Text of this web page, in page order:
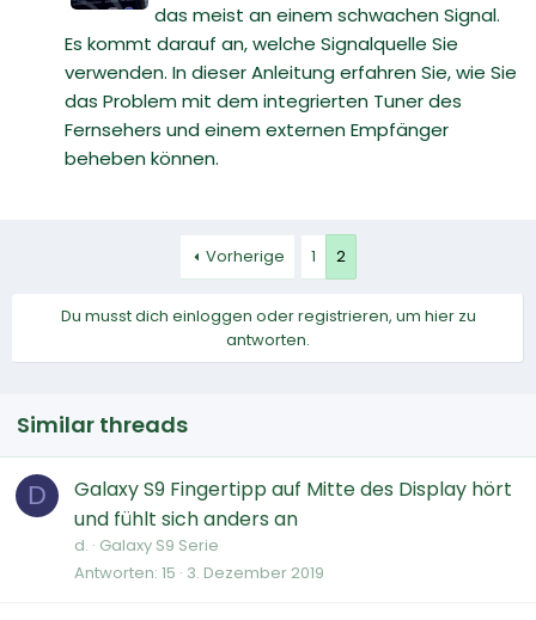
das meist an einem schwachen Signal.
Es kommt darauf an, welche Signalquelle Sie
verwenden. In dieser Anleitung erfahren Sie, wie Sie
das Problem mit dem integrierten Tuner des
Fernsehers und einem externen Empfänger
beheben können.
Vorherige 1 2
Du musst dich einloggen oder registrieren, um hier zu
antworten.
Similar threads
D
Galaxy S9 Fingertipp auf Mitte des Display hört
und fühlt sich anders an
d. Galaxy S9 Serie
Antworten 15 3. Dezember 2019